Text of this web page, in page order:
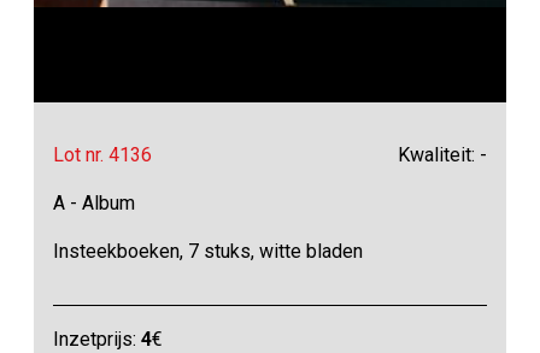
Lot nr. 4136 Kwaliteit: -
A - Album
Insteekboeken, 7 stuks, witte bladen
Inzetprijs:4€